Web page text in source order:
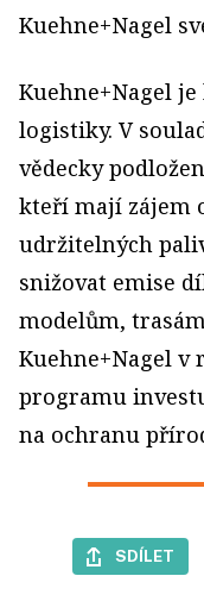
Kuehne+Nagel
Kuehne+Nagel
logistiky. V
vědecky
kteří mají zájem
udržitelných
snižovat emise
modelům,
Kuehne+Nagel v
programu
na ochranu
SDÍLET